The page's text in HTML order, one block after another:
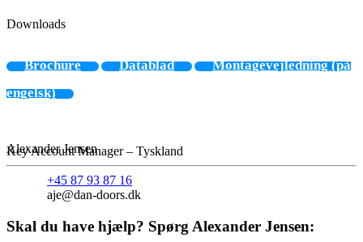
Downloads
Brochure Datablad
Montagevejledning (på
engelsk)
Alexander Jensen
Key Account Manager – Tyskland
+45 87 93 87 16
aje@dan-doors.dk
Skal du have hjælp? Spørg Alexander Jensen: